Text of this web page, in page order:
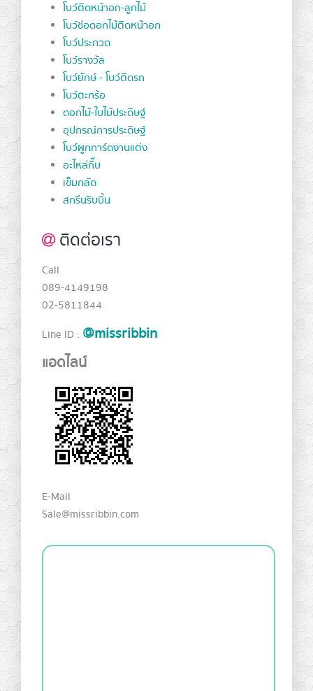
โบว์ติดหน้าอก-ลูกไม้
โบว์ช่อดอกไม้ติดหน้าอก
โบว์ประกวด
โบว์รางวัล
โบว์ยักษ์ - โบว์ติดรถ
โบว์ตะกร้อ
ดอกไม้-ใบไม้ประดิษฐ์
อุปกรณ์การประดิษฐ์
โบว์ผูกการ์ดงานแต่ง
อะไหล่กิ๊บ
เข็มกลัด
สกรีนริบบิ้น
ติดต่อเรา
Call
089-4149198
02-5811844
Line ID : @missribbin
แอดไลน์
E-Mail
Sale@missribbin.com